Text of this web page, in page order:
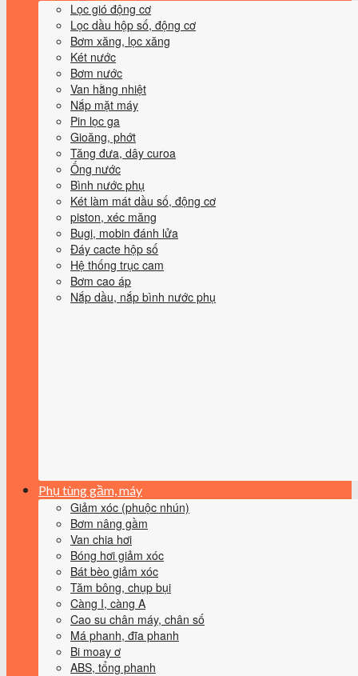
Lọc gió động cơ
Lọc dầu hộp số, động cơ
Bơm xăng, lọc xăng
Két nước
Bơm nước
Van hằng nhiệt
Nắp mặt máy
Pin lọc ga
Gioăng, phớt
Tăng đưa, dây curoa
Ống nước
Bình nước phụ
Két làm mát dầu số, động cơ
piston, xéc măng
Bugi, mobin đánh lửa
Đáy cacte hộp số
Hệ thống trục cam
Bơm cao áp
Nắp dầu, nắp bình nước phụ
Phụ tùng gầm, máy
Giảm xóc (phuộc nhún)
Bơm nâng gầm
Van chia hơi
Bóng hơi giảm xóc
Bát bèo giảm xóc
Tăm bông, chụp bụi
Càng I, càng A
Cao su chân máy, chân số
Má phanh, đĩa phanh
Bi moay ơ
ABS, tổng phanh